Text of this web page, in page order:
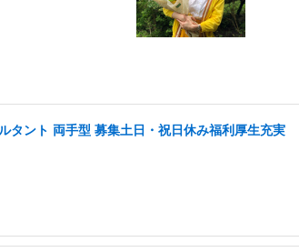
タント 両手型 募集土日・祝日休み福利厚生充実